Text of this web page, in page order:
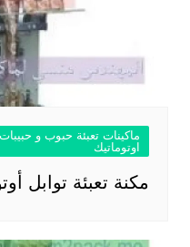
ماكينات تعبئة حبوب و
اوتوماتيك
مكنة تعبئة توابل